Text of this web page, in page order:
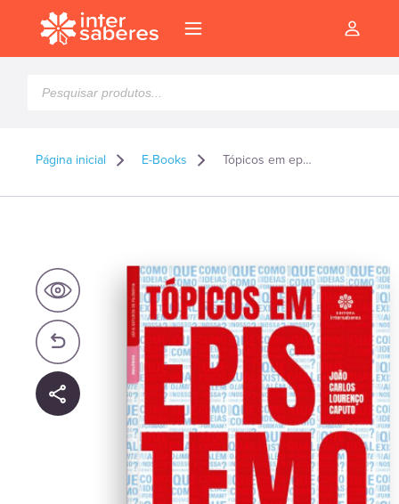
produtos
Página inicial E-Books Tópicos em epistemologia – E-book